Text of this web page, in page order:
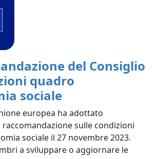
del Consiglio
quadro
sociale
europea ha adottato
sulle condizioni
sociale il 27 novembre 2023.
a sviluppare o aggiornare le